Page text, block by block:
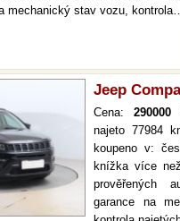
mechanický stav vozu,
Jeep
Cena: 290000
najeto 77984
koupeno v:
knížka více
prověřených
garance na